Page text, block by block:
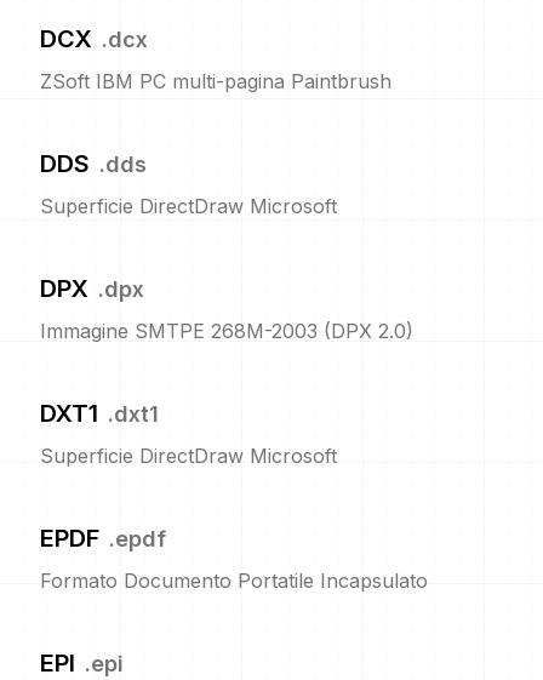
DCX .dcx
ZSoft IBM PC multi-pagina Paintbrush
DDS .dds
Superficie DirectDraw Microsoft
DPX .dpx
Immagine SMTPE 268M-2003 (DPX 2.0)
DXT1 .dxt1
Superficie DirectDraw Microsoft
EPDF .epdf
Formato Documento Portatile Incapsulato
EPI .epi